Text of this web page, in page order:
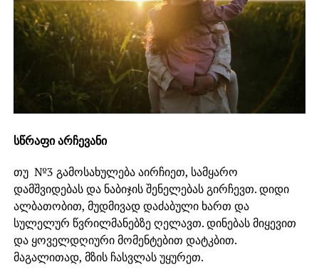
სწრაფი არჩევანი
თუ №3 გამოსახულება აირჩიეთ, სამყარო
დამშვიდებას და ნაბიჯის შენელებას გირჩევთ. დიდი
ალბათობით, მუდმივად დაძაბული ხართ და
სულელურ წვრილმანებზე ღელავთ. დინებას მიყევით
და ყოველდღიური მომენტებით დატკბით.
მაგალითად, მზის ჩასვლას უყურეთ.